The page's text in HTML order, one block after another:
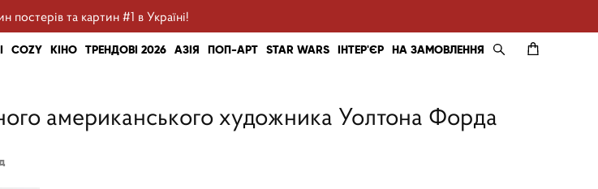
постерів та картин #1 в Україні!
COZY КІНО ТРЕНДОВІ 2026 АЗІЯ ПОП-АРТ STAR WARS ІНТЕР'ЄР НА ЗАМОВЛЕННЯ
американського художника Уолтона Форда